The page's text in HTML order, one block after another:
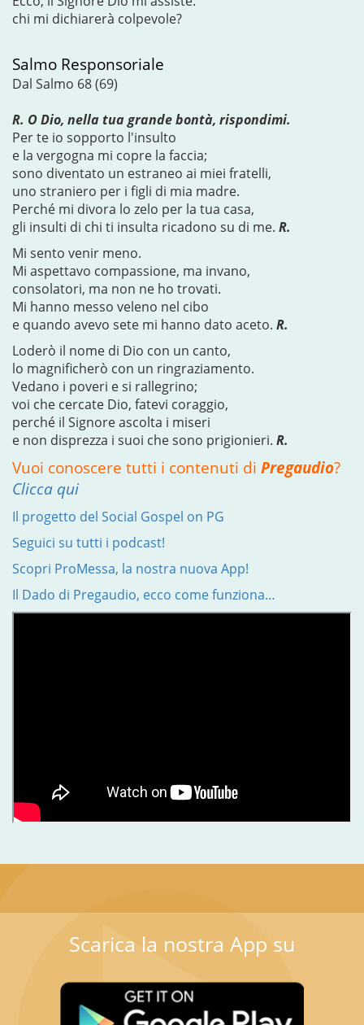
chi mi dichiarerà colpevole?
Salmo Responsoriale
Dal Salmo 68 (69)
R. O Dio, nella tua grande bontà, rispondimi.
Per te io sopporto l'insulto
e la vergogna mi copre la faccia;
sono diventato un estraneo ai miei fratelli,
uno straniero per i figli di mia madre.
Perché mi divora lo zelo per la tua casa,
gli insulti di chi ti insulta ricadono su di me. R.
Mi sento venir meno.
Mi aspettavo compassione, ma invano,
consolatori, ma non ne ho trovati.
Mi hanno messo veleno nel cibo
e quando avevo sete mi hanno dato aceto. R.
Loderò il nome di Dio con un canto,
lo magnificherò con un ringraziamento.
Vedano i poveri e si rallegrino;
voi che cercate Dio, fatevi coraggio,
perché il Signore ascolta i miseri
e non disprezza i suoi che sono prigionieri. R.
Vuoi conoscere tutti i contenuti di Pregaudio?
Clicca qui
Il progetto del Social Gospel on PG
Seguici su tutti i podcast!
Scopri ProMessa, la nostra nuova App!
Il Dado di Pregaudio, ecco come funziona…
Scarica la nostra App su